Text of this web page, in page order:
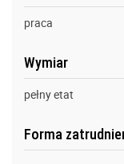
praca
Wymiar
pełny etat
Forma